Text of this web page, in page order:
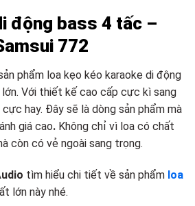
động bass 4 tấc –
772
phẩm loa kẹo kéo karaoke di động
Với thiết kế cao cấp cực kì sang
hay. Đây sẽ là dòng sản phẩm mà
giá cao. Không chỉ vì loa có chất
còn có vẻ ngoài sang trọng.
tìm hiểu chi tiết về sản phẩm loa
lớn này nhé.